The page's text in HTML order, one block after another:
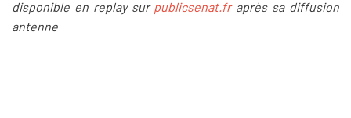
disponible en replay sur publicsenat.fraprès sa diffusion
antenne